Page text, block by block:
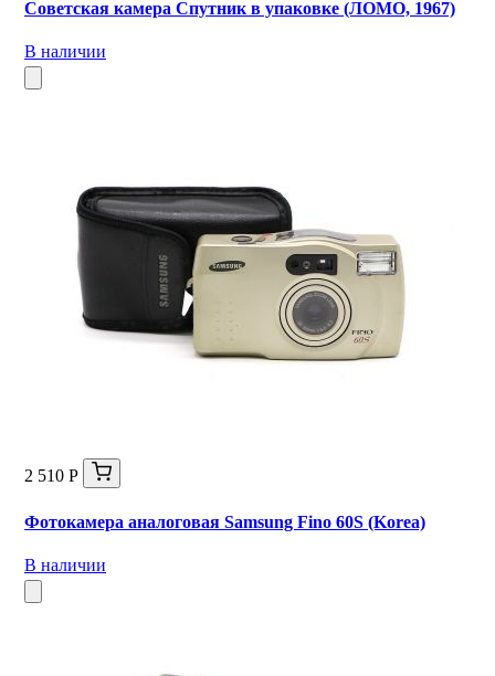
Советская камера Спутник в упаковке (ЛОМО, 1967)
В наличии
2 510 Р
Фотокамера аналоговая Samsung Fino 60S (Korea)
В наличии